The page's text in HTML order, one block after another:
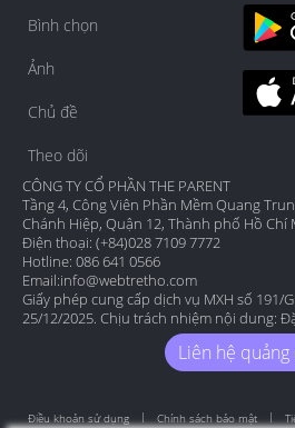
Bình chọn
Ảnh
Chủ đề
Theo dõi
CÔNG TY CỔ PHẦN THE PARENT
Tầng 4, Công Viên Phần Mềm Quang
Chánh Hiệp, Quận 12, Thành phố Hồ Chí
Điện thoại: (+84)028 7109 7772
Hotline: 086 641 0566
Email:info@webtretho.com
Giấy phép cung cấp dịch vụ MXH số 191/
25/12/2025. Chịu trách nhiệm nội dung:
Liên hệ quảng
Điều khoản sử dụng Chính sách bảo mật